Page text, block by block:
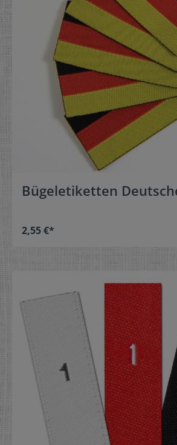
Bügeletiketten
2,55 €*